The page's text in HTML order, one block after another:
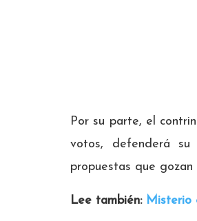
Por su parte, el
votos, defenderá
propuestas que
Lee también: Misterio